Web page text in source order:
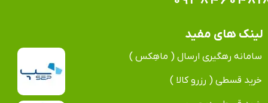
لینک های مفید
سامانه رهگیری ارسال ( ماهِکس )
خرید قسطی ( رزرو کالا )